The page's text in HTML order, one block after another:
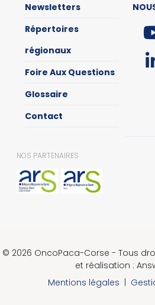
Newsletters
Répertoires
régionaux
Foire Aux Questions
Glossaire
Contact
NOS PARTENAIRES
© 2026 OncoPaca-Corse - Tous
et réalisation :
Mentions légales |